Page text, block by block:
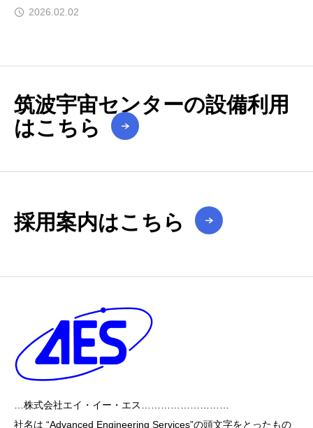
2026.02.02
筑波宇宙センターの設備利用
はこちら
採用案内はこちら
…株式会社エイ・イー・エス………………………
社名は “Advanced Engineering Services”の頭文字をとったもの